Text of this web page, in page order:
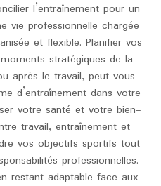
l’entraînement pour un
vie professionnelle chargée
et flexible. Planifier vos
stratégiques de la
après le travail, peut vous
d’entraînement dans votre
votre santé et votre bien-
travail, entraînement et
vos objectifs sportifs tout
professionnelles.
restant adaptable face aux